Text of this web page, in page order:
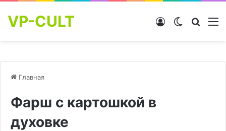
VP-CULT Switch skin
Войти
Главная
Фарш с картошкой в
духовке